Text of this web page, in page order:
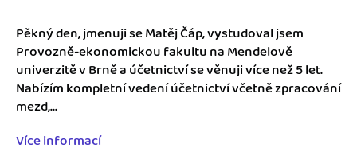
Propojení na další systémy
Spřátelené účetní
Katalog doplňků
Jak začít podnikat
Jak se vyznat ve fakturaci
Šablona pro plátce DPH
Šablona pro neplátce DPH
Registrovat ZDARMA
Pěkný den, jmenuji se Matěj Čáp, vystudoval jsem
Provozně-ekonomickou fakultu na Mendelově
univerzitě v Brně a účetnictví se věnuji více než 5 let.
Nabízím kompletní vedení účetnictví včetně zpracování
mezd,...
Více informací